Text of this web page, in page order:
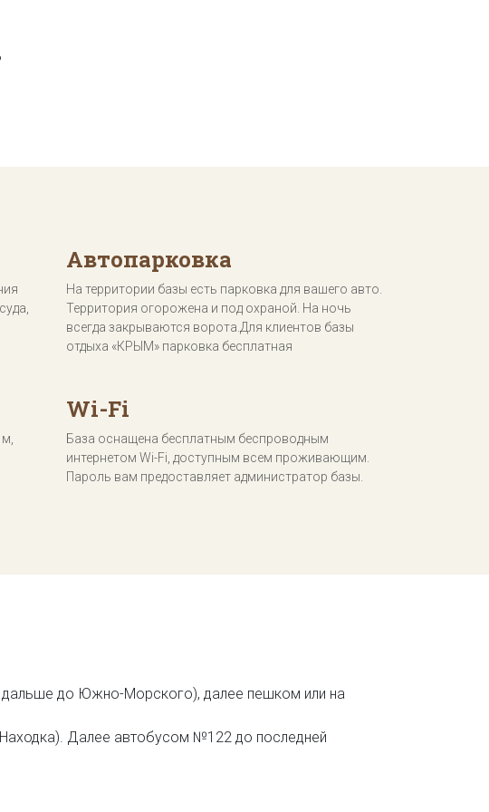
Автопарковка
На территории базы есть парковка для вашего авто.
Территория огорожена и под охраной. На ночь
всегда закрываются ворота.Для клиентов базы
отдыха «КРЫМ» парковка бесплатная
Wi-Fi
База оснащена бесплатным беспроводным
интернетом Wi-Fi, доступным всем проживающим.
Пароль вам предоставляет администратор базы.
дальше до Южно-Морского), далее пешком или на
Далее автобусом №122 до последней